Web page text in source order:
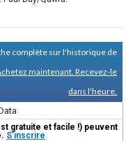
complète sur l'historique de
maintenant. Recevez-le
dans l'heure.
gratuite et facile !) peuvent
S'inscrire